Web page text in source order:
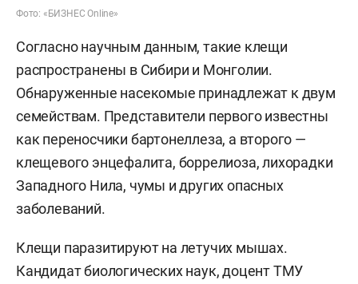
Фото: «БИЗНЕС Online»
Согласно научным данным, такие клещи
распространены в Сибири и Монголии.
Обнаруженные насекомые принадлежат к двум
семействам. Представители первого известны
как переносчики бартонеллеза, а второго —
клещевого энцефалита, боррелиоза, лихорадки
Западного Нила, чумы и других опасных
заболеваний.
Клещи паразитируют на летучих мышах.
Кандидат биологических наук, доцент ТМУ